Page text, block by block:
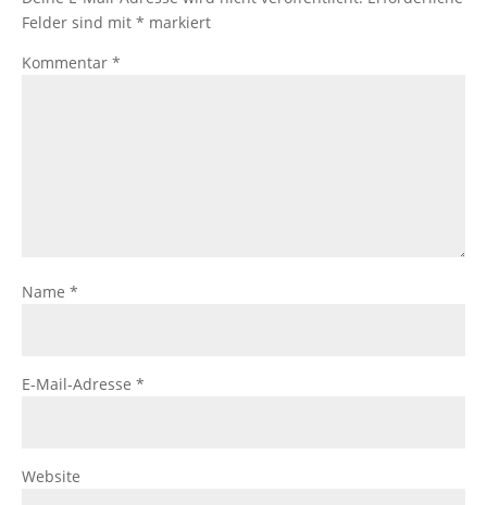
Felder sind mit * markiert
Kommentar *
Name *
E-Mail-Adresse *
Website